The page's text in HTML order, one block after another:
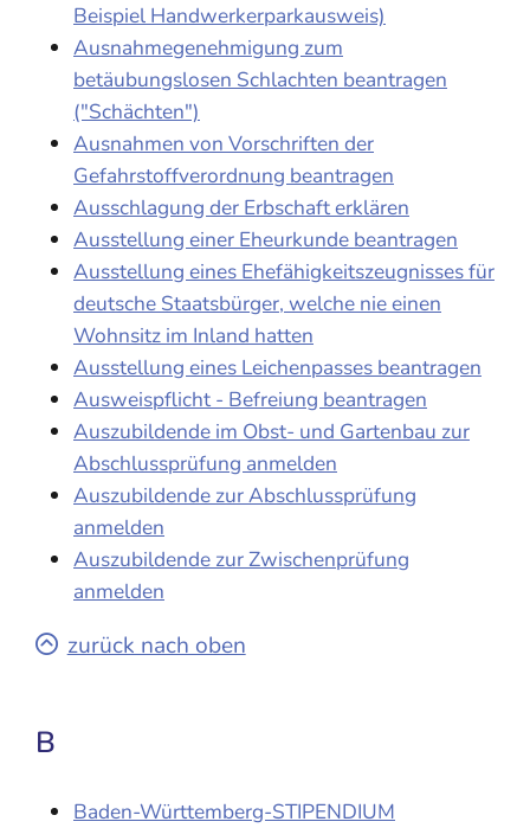
Beispiel Handwerkerparkausweis)
Ausnahmegenehmigung zum
betäubungslosen Schlachten beantragen
("Schächten")
Ausnahmen von Vorschriften der
Gefahrstoffverordnung beantragen
Ausschlagung der Erbschaft erklären
Ausstellung einer Eheurkunde beantragen
Ausstellung eines Ehefähigkeitszeugnisses für
deutsche Staatsbürger, welche nie einen
Wohnsitz im Inland hatten
Ausstellung eines Leichenpasses beantragen
Ausweispflicht - Befreiung beantragen
Auszubildende im Obst- und Gartenbau zur
Abschlussprüfung anmelden
Auszubildende zur Abschlussprüfung
anmelden
Auszubildende zur Zwischenprüfung
anmelden
zurück nach oben
B
Baden-Württemberg-STIPENDIUM